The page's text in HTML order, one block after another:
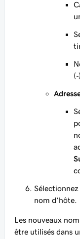
(‐)
Sélectionnez
nom d’hôte.
Les nouveaux
être utilisés dans